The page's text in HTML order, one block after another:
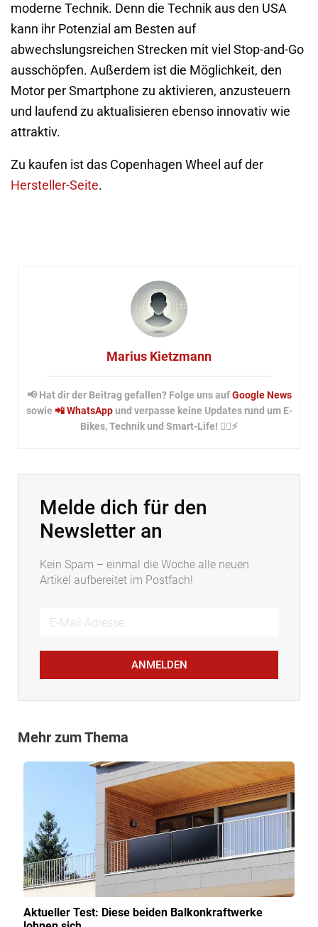
moderne Technik. Denn die Technik aus den USA
kann ihr Potenzial am Besten auf
abwechslungsreichen Strecken mit viel Stop-and-Go
ausschöpfen. Außerdem ist die Möglichkeit, den
Motor per Smartphone zu aktivieren, anzusteuern
und laufend zu aktualisieren ebenso innovativ wie
attraktiv.
Zu kaufen ist das Copenhagen Wheel auf der
Hersteller-Seite.
Marius Kietzmann
📢 Hat dir der Beitrag gefallen? Folge uns aufGoogle News
sowie 📲 WhatsAppund verpasse keine Updates rund um E-
Bikes, Technik und Smart-Life! 🚴‍♂️⚡
Melde dich für den
Newsletter an
Kein Spam – einmal die Woche alle neuen
Artikel aufbereitet im Postfach!
ANMELDEN
Mehr zum Thema
Aktueller Test: Diese beiden Balkonkraft­werke